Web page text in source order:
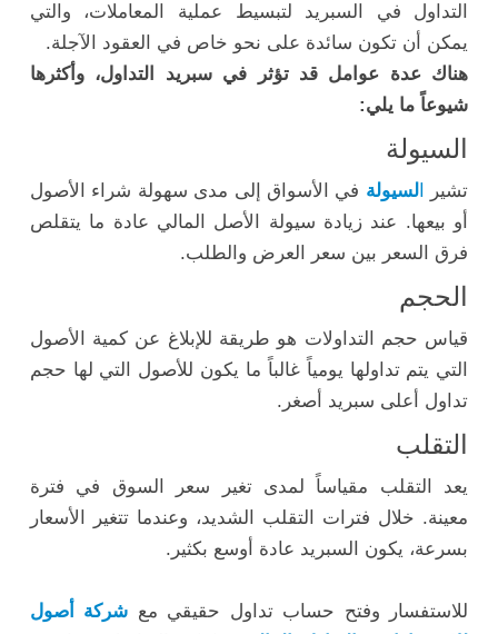
التداول في السبريد لتبسيط عملية المعاملات، والتي
يمكن أن تكون سائدة على نحو خاص في العقود الآجلة.
هناك عدة عوامل قد تؤثر في سبريد التداول، وأكثرها
شيوعاً ما يلي:
السيولة
تشير السيولة في الأسواق إلى مدى سهولة شراء الأصول
أو بيعها. عند زيادة سيولة الأصل المالي عادة ما يتقلص
فرق السعر بين سعر العرض والطلب.
الحجم
قياس حجم التداولات هو طريقة للإبلاغ عن كمية الأصول
التي يتم تداولها يومياً غالباً ما يكون للأصول التي لها حجم
تداول أعلى سبريد أصغر.
التقلب
يعد التقلب مقياساً لمدى تغير سعر السوق في فترة
معينة. خلال فترات التقلب الشديد، وعندما تتغير الأسعار
بسرعة، يكون السبريد عادة أوسع بكثير.
للاستفسار وفتح حساب تداول حقيقي مع شركة أصول